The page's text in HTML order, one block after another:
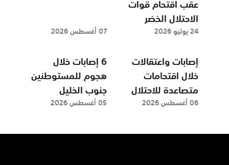
عقب اقتحام قوات
الاحتلال الخضر
جنوبي بيت لحم
24 يوليو 2026 07 أغسطس 2026
إصابات واعتقالات
خلال اقتحامات
متصاعدة للاحتلال
بالضفة
06 أغسطس 2026
6 إصابات خلال
هجوم للمستوطنين
جنوب الخليل
05 أغسطس 2026